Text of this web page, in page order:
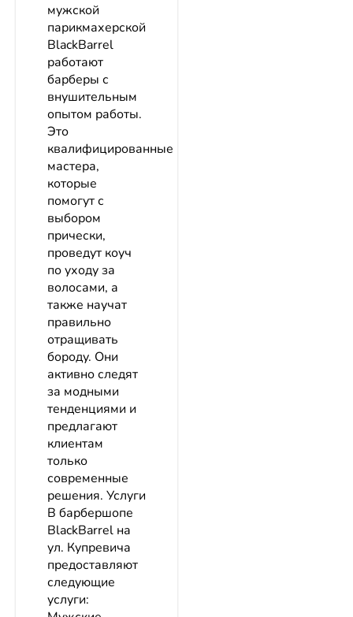
мужской
парикмахерской
BlackBarrel
работают
барберы с
внушительным
опытом работы.
Это
квалифицированные
мастера,
которые
помогут с
выбором
прически,
проведут коуч
по уходу за
волосами, а
также научат
правильно
отращивать
бороду. Они
активно следят
за модными
тенденциями и
предлагают
клиентам
только
современные
решения. Услуги
В барбершопе
BlackBarrel на
ул. Купревича
предоставляют
следующие
услуги: